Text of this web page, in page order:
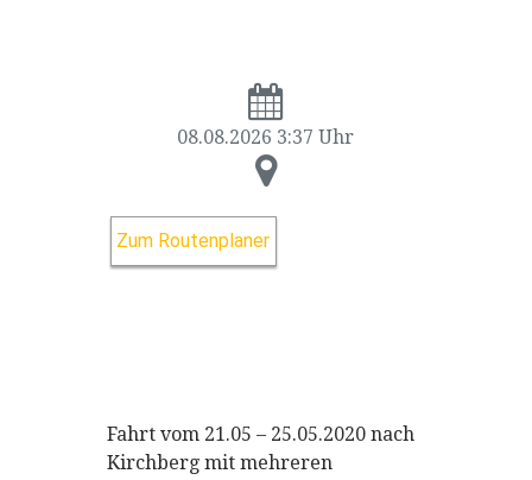
08.08.2026 3:37 Uhr
Zum Routenplaner
Fahrt vom 21.05 – 25.05.2020 nach
Kirchberg mit mehreren